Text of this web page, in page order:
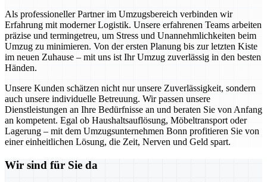
Als professioneller Partner im Umzugsbereich verbinden wir
Erfahrung mit moderner Logistik. Unsere erfahrenen Teams arbeiten
präzise und termingetreu, um Stress und Unannehmlichkeiten beim
Umzug zu minimieren. Von der ersten Planung bis zur letzten Kiste
im neuen Zuhause – mit uns ist Ihr Umzug zuverlässig in den besten
Händen.
Unsere Kunden schätzen nicht nur unsere Zuverlässigkeit, sondern
auch unsere individuelle Betreuung. Wir passen unsere
Dienstleistungen an Ihre Bedürfnisse an und beraten Sie von Anfang
an kompetent. Egal ob Haushaltsauflösung, Möbeltransport oder
Lagerung – mit dem Umzugsunternehmen Bonn profitieren Sie von
einer einheitlichen Lösung, die Zeit, Nerven und Geld spart.
Wir sind für Sie da